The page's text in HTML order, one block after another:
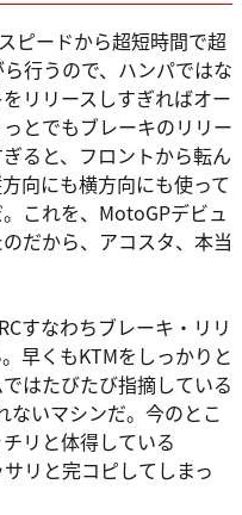
ピードから超短時間で超
行うので、ハンパではな
リリースしすぎればオー
とでもブレーキのリリー
ると、フロントから転ん
向にも横方向にも使って
これを、MotoGPデビュ
だから、アコスタ、本当
すなわちブレーキ・リリ
早くもKTMをしっかりと
はたびたび指摘している
ないマシンだ。今のとこ
リと体得している
リと完コピしてしまっ